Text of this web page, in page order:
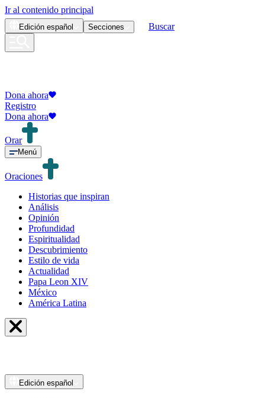
Ir al contenido principal
Edición español Secciones Buscar
Dona ahora
Registro
Dona ahora
Orar
Menú
Oraciones
Historias que inspiran
Análisis
Opinión
Profundidad
Espiritualidad
Descubrimiento
Estilo de vida
Actualidad
Papa Leon XIV
México
América Latina
Edición español